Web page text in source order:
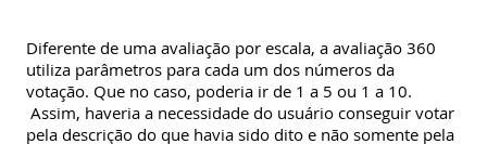
Diferente de uma avaliação por escala, a avaliação 360
utiliza parâmetros para cada um dos números da
votação. Que no caso, poderia ir de 1 a 5 ou 1 a 10.
Assim, haveria a necessidade do usuário conseguir votar
pela descrição do que havia sido dito e não somente pela